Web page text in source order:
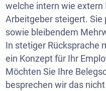
welche intern wie
Arbeitgeber steigert. Sie
sowie bleibendem
In stetiger Rücksprache
ein Konzept für Ihr
Möchten Sie Ihre
besprechen wir das